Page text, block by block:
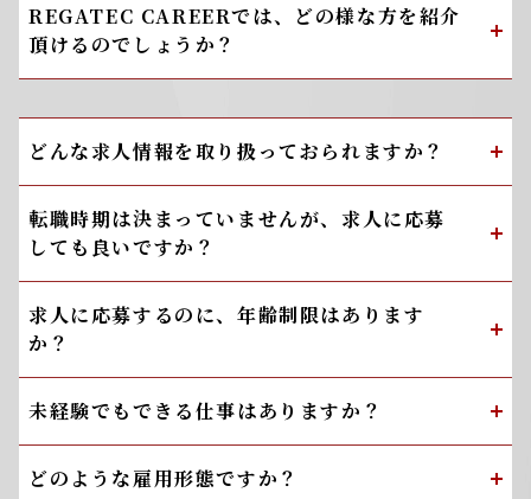
REGATEC CAREERでは、どの様な方を紹介
頂けるのでしょうか？
どんな求人情報を取り扱っておられますか？
転職時期は決まっていませんが、求人に応募
しても良いですか？
求人に応募するのに、年齢制限はあります
か？
未経験でもできる仕事はありますか？
どのような雇用形態ですか？